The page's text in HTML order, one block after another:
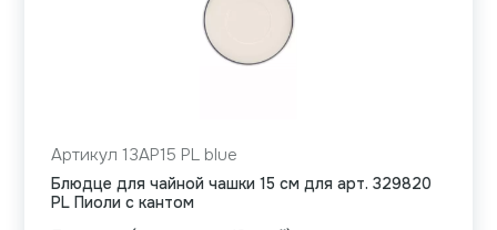
Артикул 13AP15 PL blue
Блюдце для чайной чашки 15 см для арт. 329820
PL Пиоли с кантом